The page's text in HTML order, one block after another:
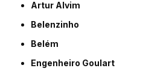
Artur Alvim
Belenzinho
Belém
Engenheiro Goulart